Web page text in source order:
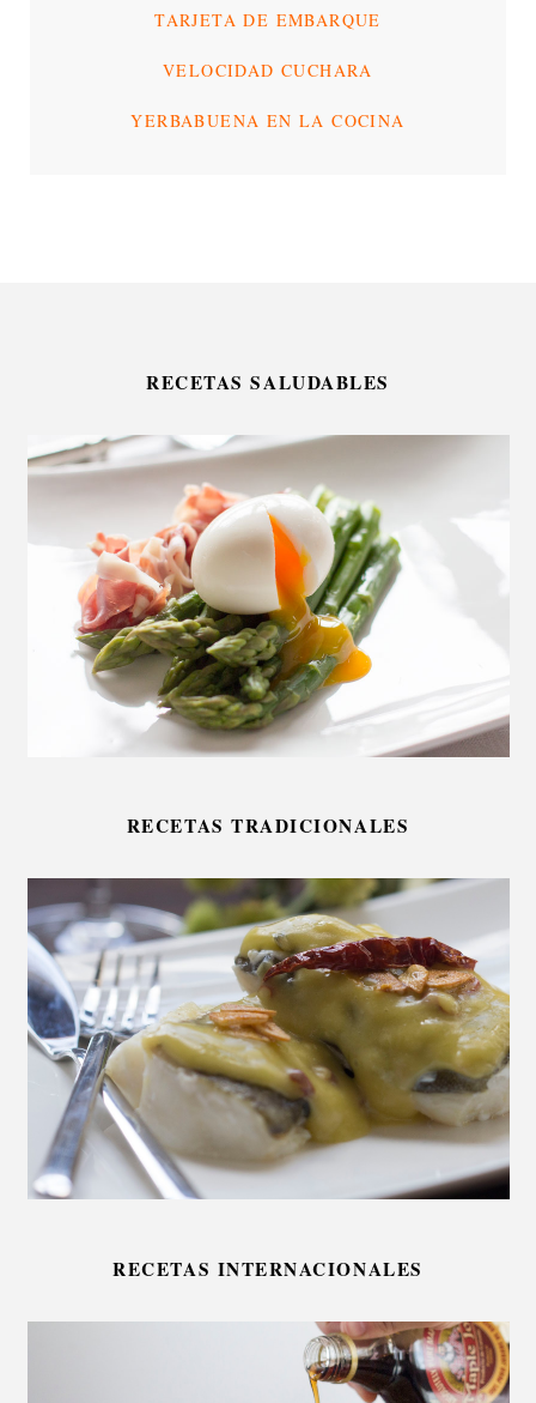
TARJETA DE EMBARQUE
VELOCIDAD CUCHARA
YERBABUENA EN LA COCINA
RECETAS SALUDABLES
RECETAS TRADICIONALES
RECETAS INTERNACIONALES